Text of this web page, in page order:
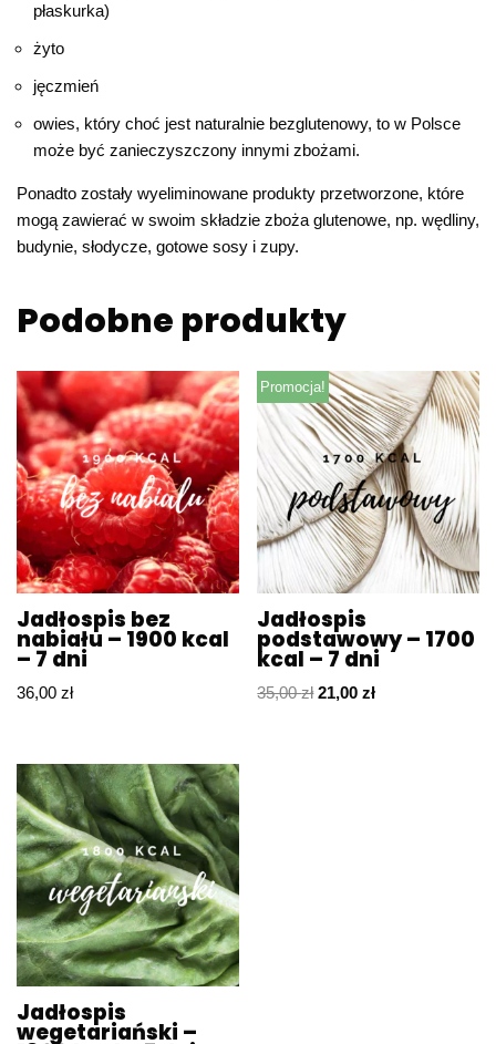
płaskurka)
żyto
jęczmień
owies, który choć jest naturalnie bezglutenowy, to w Polsce
może być zanieczyszczony innymi zbożami.
Ponadto zostały wyeliminowane produkty przetworzone, które
mogą zawierać w swoim składzie zboża glutenowe, np. wędliny,
budynie, słodycze, gotowe sosy i zupy.
Podobne produkty
Jadłospis bez
nabiału – 1900 kcal
– 7 dni
36,00 zł
Promocja!
Jadłospis
podstawowy – 1700
kcal – 7 dni
35,00zł 21,00zł
Jadłospis
wegetariański –